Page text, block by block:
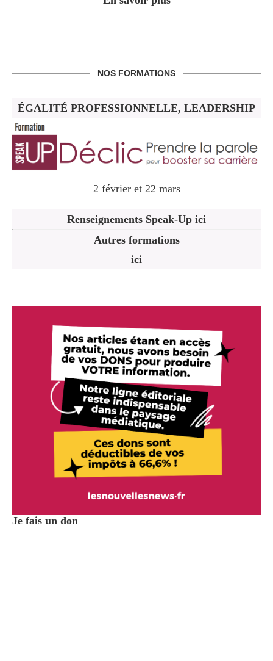
NOS FORMATIONS
ÉGALITÉ PROFESSIONNELLE, LEADERSHIP
2 février et 22 mars
Renseignements Speak-Up ici
Autres formations
ici
Je fais un don